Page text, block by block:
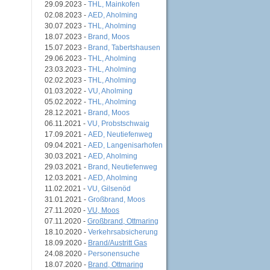
29.09.2023 - THL, Mainkofen
02.08.2023 - AED, Aholming
30.07.2023 - THL, Aholming
18.07.2023 - Brand, Moos
15.07.2023 - Brand, Tabertshausen
29.06.2023 - THL, Aholming
23.03.2023 - THL, Aholming
02.02.2023 - THL, Aholming
01.03.2022 - VU, Aholming
05.02.2022 - THL, Aholming
28.12.2021 - Brand, Moos
06.11.2021 - VU, Probstschwaig
17.09.2021 - AED, Neutiefenweg
09.04.2021 - AED, Langenisarhofen
30.03.2021 - AED, Aholming
29.03.2021 - Brand, Neutiefenweg
12.03.2021 - AED, Aholming
11.02.2021 - VU, Gilsenöd
31.01.2021 - Großbrand, Moos
27.11.2020 - VU, Moos
07.11.2020 - Großbrand, Ottmaring
18.10.2020 - Verkehrsabsicherung
18.09.2020 - Brand/Austritt Gas
24.08.2020 - Personensuche
18.07.2020 - Brand, Ottmaring